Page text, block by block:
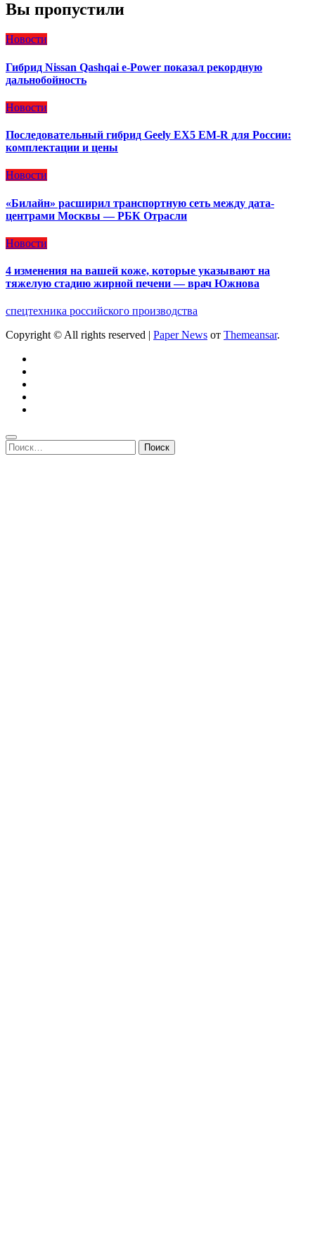
Вы пропустили
Новости
Гибрид Nissan Qashqai e-Power показал рекордную
дальнобойность
Новости
Последовательный гибрид Geely EX5 EM-R для России:
комплектации и цены
Новости
«Билайн» расширил транспортную сеть между дата-
центрами Москвы — РБК Отрасли
Новости
4 изменения на вашей коже, которые указывают на
тяжелую стадию жирной печени — врач Южнова
спецтехника российского производства
Copyright © All rights reserved
Paper News от Themeansar.
Найти: